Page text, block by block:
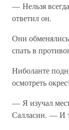
— Нельзя
ответил он.
Они
спать в
Ниболанте
осмотреть
— Я изучал
Салласин. — И